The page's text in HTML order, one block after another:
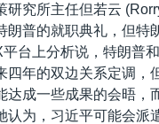
研究所主任但若云
朗普的就职典礼，但特
台上分析说，特朗普
四年的双边关系定调，
达成一些成果的会晤，
认为，习近平可能会派